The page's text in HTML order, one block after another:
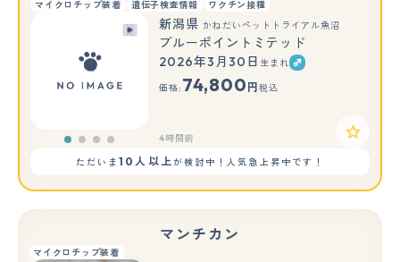
マイクロチップ装着 遺伝子検査情報 ワクチン接種
新潟県 かねだいペットトライアル魚沼
ブルーポイントミテッド
2026年3月30日 生まれ
価格: 74,800 円 税込
4時間前
ただいま10人以上が検討中！人気急上昇中です！
マンチカン
マイクロチップ装着